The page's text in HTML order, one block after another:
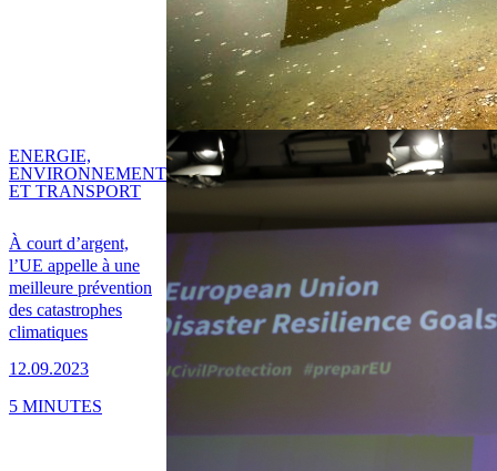
À court d’argent,
l’UE appelle à une
meilleure prévention
des catastrophes
climatiques
12.09.2023
ENERGIE,
ENVIRONNEMENT
ET TRANSPORT
5 MINUTES